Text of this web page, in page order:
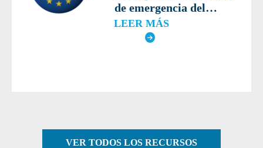
de emergencia del
bioinsecticida Vestaron
para proteger los
LEER MÁS
VER TODOS LOS RECURSOS